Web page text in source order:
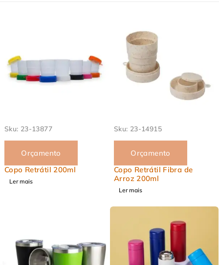
Sku: 23-13877
Orçamento
Copo Retrátil 200ml
Ler mais
Sku: 23-14915
Orçamento
Copo Retrátil Fibra de
Arroz 200ml
Ler mais